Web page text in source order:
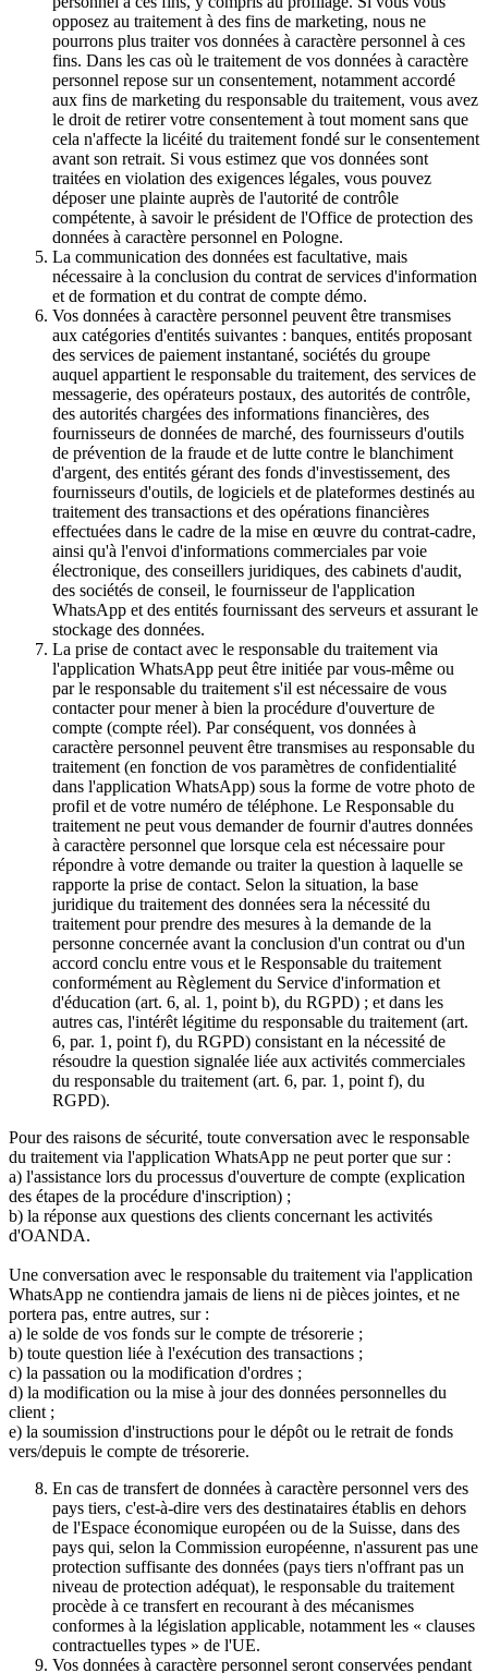
opposez au traitement à des fins de marketing, nous ne
pourrons plus traiter vos données à caractère personnel à ces
fins. Dans les cas où le traitement de vos données à caractère
personnel repose sur un consentement, notamment accordé
aux fins de marketing du responsable du traitement, vous avez
le droit de retirer votre consentement à tout moment sans que
cela n'affecte la licéité du traitement fondé sur le consentement
avant son retrait. Si vous estimez que vos données sont
traitées en violation des exigences légales, vous pouvez
déposer une plainte auprès de l'autorité de contrôle
compétente, à savoir le président de l'Office de protection des
données à caractère personnel en Pologne.
La communication des données est facultative, mais
nécessaire à la conclusion du contrat de services d'information
et de formation et du contrat de compte démo.
Vos données à caractère personnel peuvent être transmises
aux catégories d'entités suivantes : banques, entités proposant
des services de paiement instantané, sociétés du groupe
auquel appartient le responsable du traitement, des services de
messagerie, des opérateurs postaux, des autorités de contrôle,
des autorités chargées des informations financières, des
fournisseurs de données de marché, des fournisseurs d'outils
de prévention de la fraude et de lutte contre le blanchiment
d'argent, des entités gérant des fonds d'investissement, des
fournisseurs d'outils, de logiciels et de plateformes destinés au
traitement des transactions et des opérations financières
effectuées dans le cadre de la mise en œuvre du contrat-cadre,
ainsi qu'à l'envoi d'informations commerciales par voie
électronique, des conseillers juridiques, des cabinets d'audit,
des sociétés de conseil, le fournisseur de l'application
WhatsApp et des entités fournissant des serveurs et assurant le
stockage des données.
La prise de contact avec le responsable du traitement via
l'application WhatsApp peut être initiée par vous-même ou
par le responsable du traitement s'il est nécessaire de vous
contacter pour mener à bien la procédure d'ouverture de
compte (compte réel). Par conséquent, vos données à
caractère personnel peuvent être transmises au responsable du
traitement (en fonction de vos paramètres de confidentialité
dans l'application WhatsApp) sous la forme de votre photo de
profil et de votre numéro de téléphone. Le Responsable du
traitement ne peut vous demander de fournir d'autres données
à caractère personnel que lorsque cela est nécessaire pour
répondre à votre demande ou traiter la question à laquelle se
rapporte la prise de contact. Selon la situation, la base
juridique du traitement des données sera la nécessité du
traitement pour prendre des mesures à la demande de la
personne concernée avant la conclusion d'un contrat ou d'un
accord conclu entre vous et le Responsable du traitement
conformément au Règlement du Service d'information et
d'éducation (art. 6, al. 1, point b), du RGPD) ; et dans les
autres cas, l'intérêt légitime du responsable du traitement (art.
6, par. 1, point f), du RGPD) consistant en la nécessité de
résoudre la question signalée liée aux activités commerciales
du responsable du traitement (art. 6, par. 1, point f), du
RGPD).
Pour des raisons de sécurité, toute conversation avec le responsable
du traitement via l'application WhatsApp ne peut porter que sur :
a) l'assistance lors du processus d'ouverture de compte (explication
des étapes de la procédure d'inscription) ;
b) la réponse aux questions des clients concernant les activités
d'OANDA.
Une conversation avec le responsable du traitement via l'application
WhatsApp ne contiendra jamais de liens ni de pièces jointes, et ne
portera pas, entre autres, sur :
a) le solde de vos fonds sur le compte de trésorerie ;
b) toute question liée à l'exécution des transactions ;
c) la passation ou la modification d'ordres ;
d) la modification ou la mise à jour des données personnelles du
client ;
e) la soumission d'instructions pour le dépôt ou le retrait de fonds
vers/depuis le compte de trésorerie.
En cas de transfert de données à caractère personnel vers des
pays tiers, c'est-à-dire vers des destinataires établis en dehors
de l'Espace économique européen ou de la Suisse, dans des
pays qui, selon la Commission européenne, n'assurent pas une
protection suffisante des données (pays tiers n'offrant pas un
niveau de protection adéquat), le responsable du traitement
procède à ce transfert en recourant à des mécanismes
conformes à la législation applicable, notamment les « clauses
contractuelles types » de l'UE.
Vos données à caractère personnel seront conservées pendant